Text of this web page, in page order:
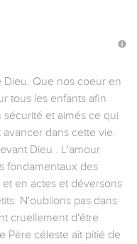
Dieu. Que nos coeur en
tous les enfants afin
et aimés ce qui
dans cette vie.
Dieu . L'amour
fondamentaux des
en actes et déversons
N'oublions pas dans
cruellement d'être
Père céleste ait pitié de